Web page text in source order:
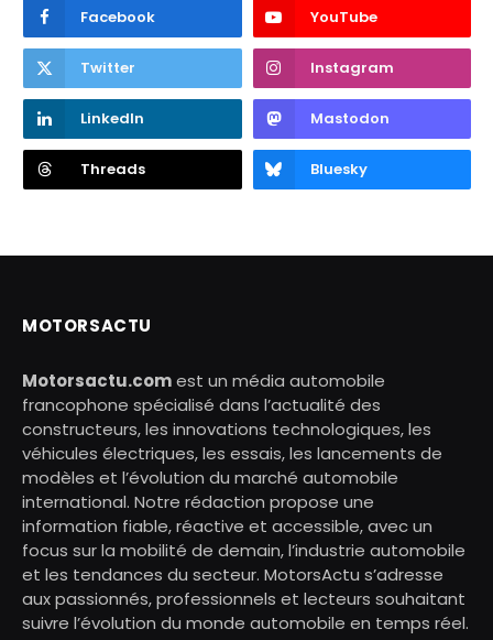
Facebook YouTube
Twitter Instagram
LinkedIn Mastodon
Threads Bluesky
MOTORSACTU
Motorsactu.comest un média automobile
francophone spécialisé dans l’actualité des
constructeurs, les innovations technologiques, les
véhicules électriques, les essais, les lancements de
modèles et l’évolution du marché automobile
international. Notre rédaction propose une
information fiable, réactive et accessible, avec un
focus sur la mobilité de demain, l’industrie automobile
et les tendances du secteur. MotorsActu s’adresse
aux passionnés, professionnels et lecteurs souhaitant
suivre l’évolution du monde automobile en temps réel.